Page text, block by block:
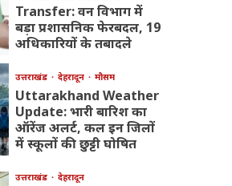
Transfer: वन विभाग में
बड़ा प्रशासनिक फेरबदल, 19
अधिकारियों के तबादले
उत्तराखंड देहरादून मौसम
Uttarakhand Weather
Update: भारी बारिश का
ऑरेंज अलर्ट, कल इन जिलों
में स्कूलों की छुट्टी घोषित
उत्तराखंड देहरादून